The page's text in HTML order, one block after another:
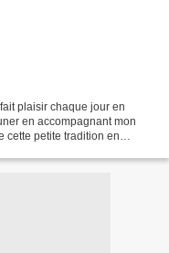
plaisir chaque jour en
en accompagnant mon
cette petite tradition en